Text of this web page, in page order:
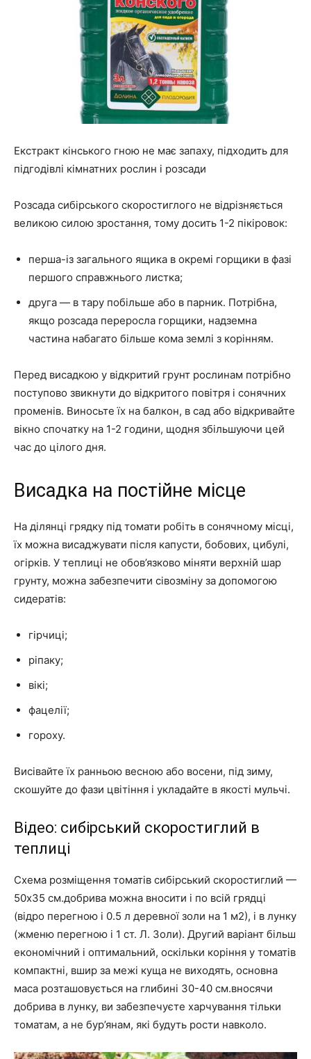
Екстракт кінського гною не має запаху, підходить для
підгодівлі кімнатних рослин і розсади
Розсада сибірського скоростиглого не відрізняється
великою силою зростання, тому досить 1-2 пікіровок:
перша-із загального ящика в окремі горщики в фазі
першого справжнього листка;
друга — в тару побільше або в парник. Потрібна,
якщо розсада переросла горщики, надземна
частина набагато більше кома землі з корінням.
Перед висадкою у відкритий грунт рослинам потрібно
поступово звикнути до відкритого повітря і сонячних
променів. Виносьте їх на балкон, в сад або відкривайте
вікно спочатку на 1-2 години, щодня збільшуючи цей
час до цілого дня.
Висадка на постійне місце
На ділянці грядку під томати робіть в сонячному місці,
їх можна висаджувати після капусти, бобових, цибулі,
огірків. У теплиці не обов’язково міняти верхній шар
грунту, можна забезпечити сівозміну за допомогою
сидератів:
гірчиці;
ріпаку;
вікі;
фацелії;
гороху.
Висівайте їх ранньою весною або восени, під зиму,
скошуйте до фази цвітіння і укладайте в якості мульчі.
Відео: сибірський скоростиглий в
теплиці
Схема розміщення томатів сибірський скоростиглий —
50х35 см.добрива можна вносити і по всій грядці
(відро перегною і 0.5 л деревної золи на 1 м2), і в лунку
(жменю перегною і 1 ст. Л. Золи). Другий варіант більш
економічний і оптимальний, оскільки коріння у томатів
компактні, вшир за межі куща не виходять, основна
маса розташовується на глибині 30-40 см.вносячи
добрива в лунку, ви забезпечуєте харчування тільки
томатам, а не бур’янам, які будуть рости навколо.